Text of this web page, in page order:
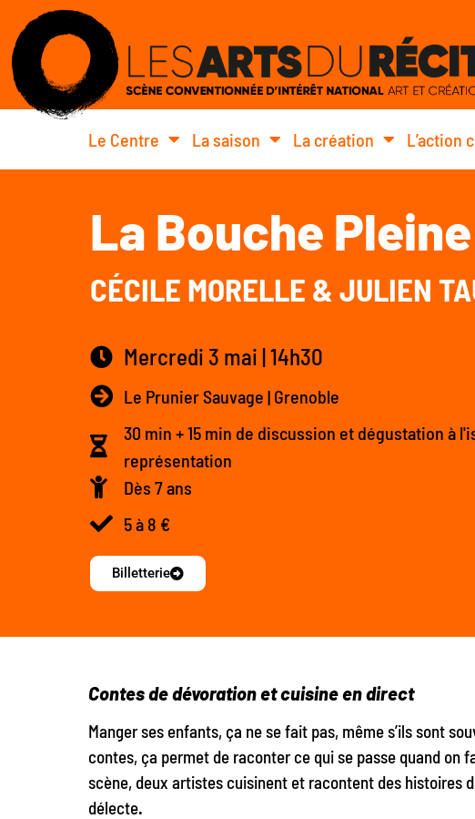
Le Centre La saison La création L’action
La Bouche Pleine
CÉCILE MORELLE & JULIEN
Mercredi 3 mai | 14h30
Le Prunier Sauvage | Grenoble
30 min + 15 min de discussion et dégustation à
représentation
Dès 7 ans
5 à 8 €
Billetterie
Contes de dévoration et cuisine en direct
Manger ses enfants, ça ne se fait pas, même s’ils sont
contes, ça permet de raconter ce qui se passe quand on
scène, deux artistes cuisinent et racontent des histoires
délecte.